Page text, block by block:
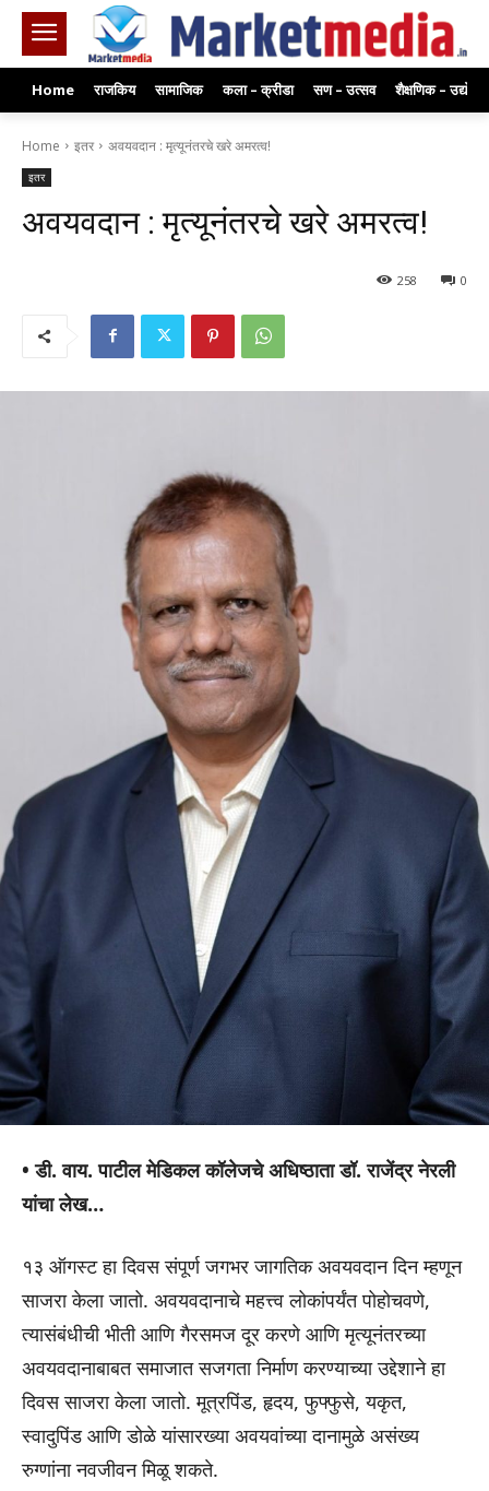
Home राजकिय सामाजिक कला – क्रीडा सण – उत्सव शैक्षणिक – उद्योग
Home इतर अवयवदान : मृत्यूनंतरचे खरे अमरत्व!
इतर
अवयवदान : मृत्यूनंतरचे खरे अमरत्व!
0
258
• डी. वाय. पाटील मेडिकल कॉलेजचे अधिष्ठाता डॉ. राजेंद्र नेरली
यांचा लेख…
१३ ऑगस्ट हा दिवस संपूर्ण जगभर जागतिक अवयवदान दिन म्हणून
साजरा केला जातो. अवयवदानाचे महत्त्व लोकांपर्यंत पोहोचवणे,
त्यासंबंधीची भीती आणि गैरसमज दूर करणे आणि मृत्यूनंतरच्या
अवयवदानाबाबत समाजात सजगता निर्माण करण्याच्या उद्देशाने हा
दिवस साजरा केला जातो. मूत्रपिंड, हृदय, फुफ्फुसे, यकृत,
स्वादुपिंड आणि डोळे यांसारख्या अवयवांच्या दानामुळे असंख्य
रुग्णांना नवजीवन मिळू शकते.